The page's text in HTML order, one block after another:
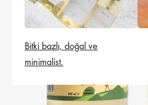
Bitki bazlı, doğal ve
minimalist.